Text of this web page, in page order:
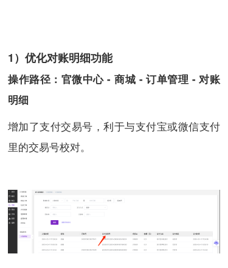
1）优化对账明细功能
操作路径：官微中心 - 商城 - 订单管理 - 对账
明细
增加了支付交易号，利于与支付宝或微信支付
里的交易号校对。